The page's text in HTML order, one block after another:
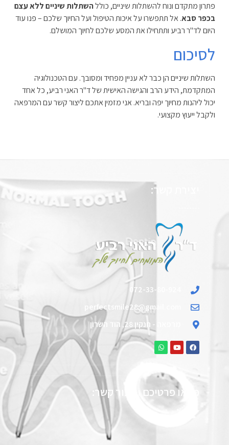
פתרון מתקדם ונוח להשתלות שיניים, כוללהשתלות שיניים ללא עצם
בכפר סבא. אל תתפשרו על איכות הטיפול ועל החיוך שלכם – פנו עוד
היום לד"ר רביע ותתחילו את המסע שלכם לחיוך המושלם.
לסיכום
השתלות שיניים הן כבר לא עניין מפחיד ומסובך. עם הטכנולוגיה
המתקדמת, הידע הרב והגישה האישית של ד"ר האני רביע, כל אחד
יכול ליהנות מחיוך יפה ובריא. אני מזמין אתכם ליצור קשר עם המרפאה
ולקבל ייעוץ מקצועי.
יצירת קשר:
072-33-80-924
perfectsmile28@gmail.com
מרפאה - חנקין 28, הוד השרון
מלאו פרטיכם וניצור קשר: